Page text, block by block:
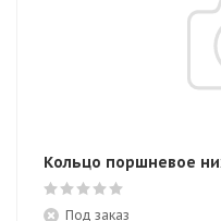
Кольцо поршневое
Под заказ